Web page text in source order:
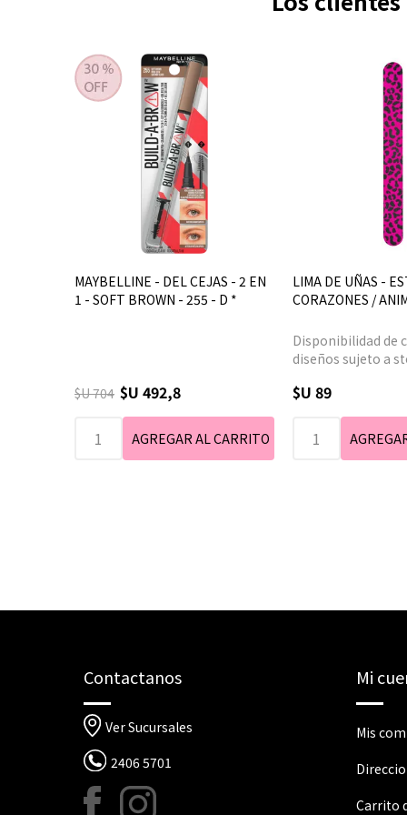
MAYBELLINE - DEL CEJAS - 2 EN
1 - SOFT BROWN - 255 - D *
$U 704 $U 492,8
LIMA DE UÑAS -
CORAZONES /
Disponibilidad de
diseños sujeto a
$U 89
Contactanos
Ver Sucursales
2406 5701
Mi
Mis
Carrito